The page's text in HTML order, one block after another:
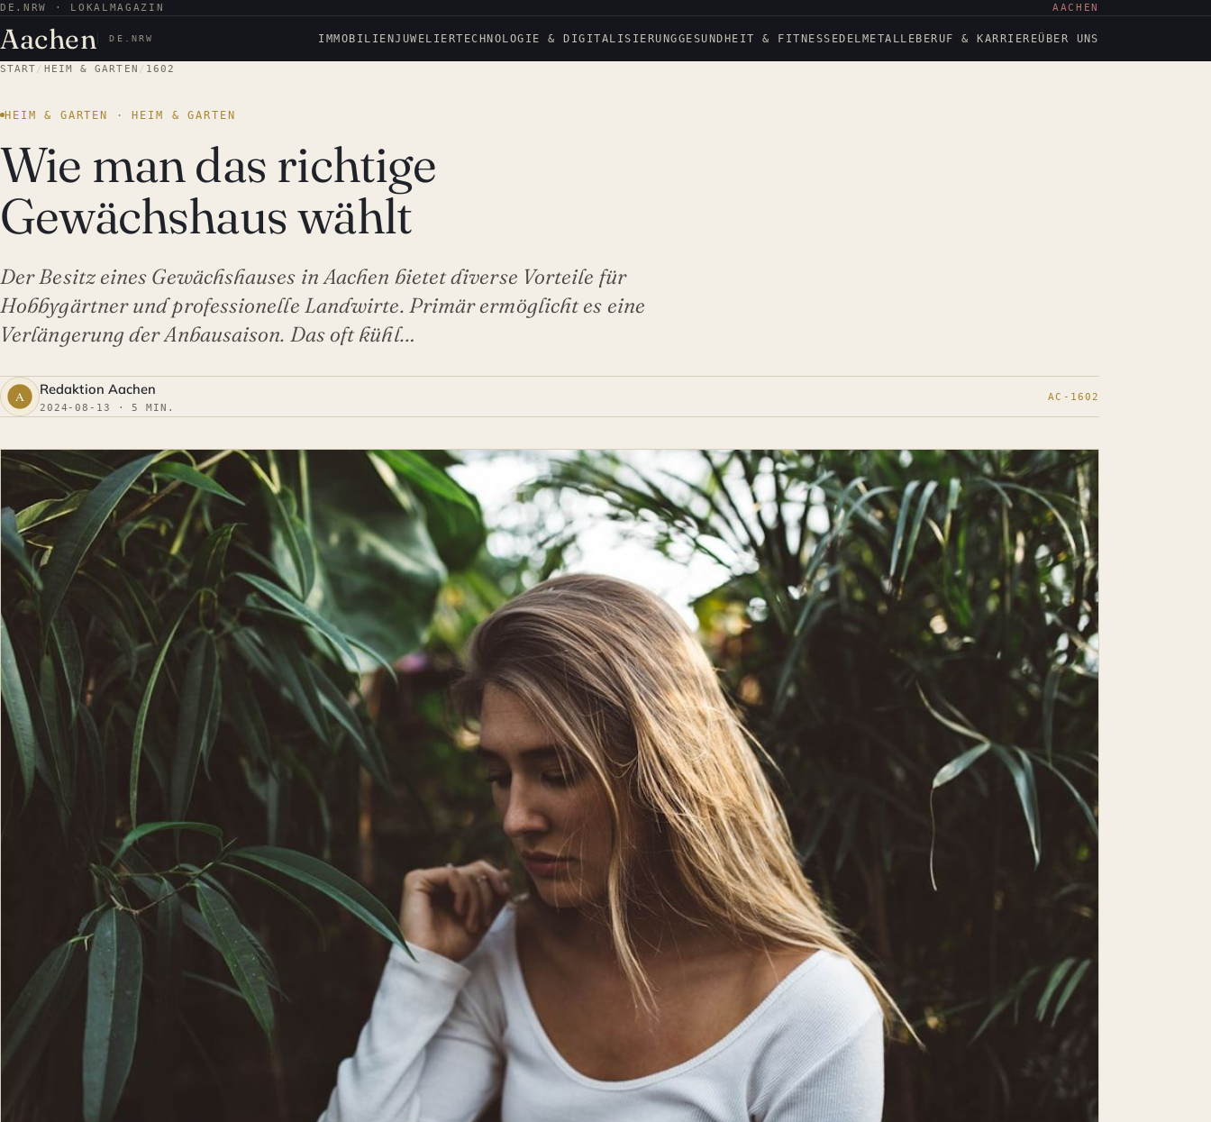
DE.NRW · LOKALMAGAZIN AACHEN
Aachen DE.NRW IMMOBILIENJUWELIERTECHNOLOGIE & DIGITALISIERUNGGESUNDHEIT & FITNESS EDELMETALLEBERUF & KARRIEREÜBER UNS
START/ HEIM & GARTEN / 1602
HEIM & GARTEN · HEIM & GARTEN
Wie man das richtige
Gewächshaus wählt
Der Besitz eines Gewächshauses in Aachen bietet diverse Vorteile für
Hobbygärtner und professionelle Landwirte. Primär ermöglicht es eine
Verlängerung der Anbausaison. Das oft kühl…
Redaktion Aachen
2024-08-13 · 5 MIN.
AC-1602